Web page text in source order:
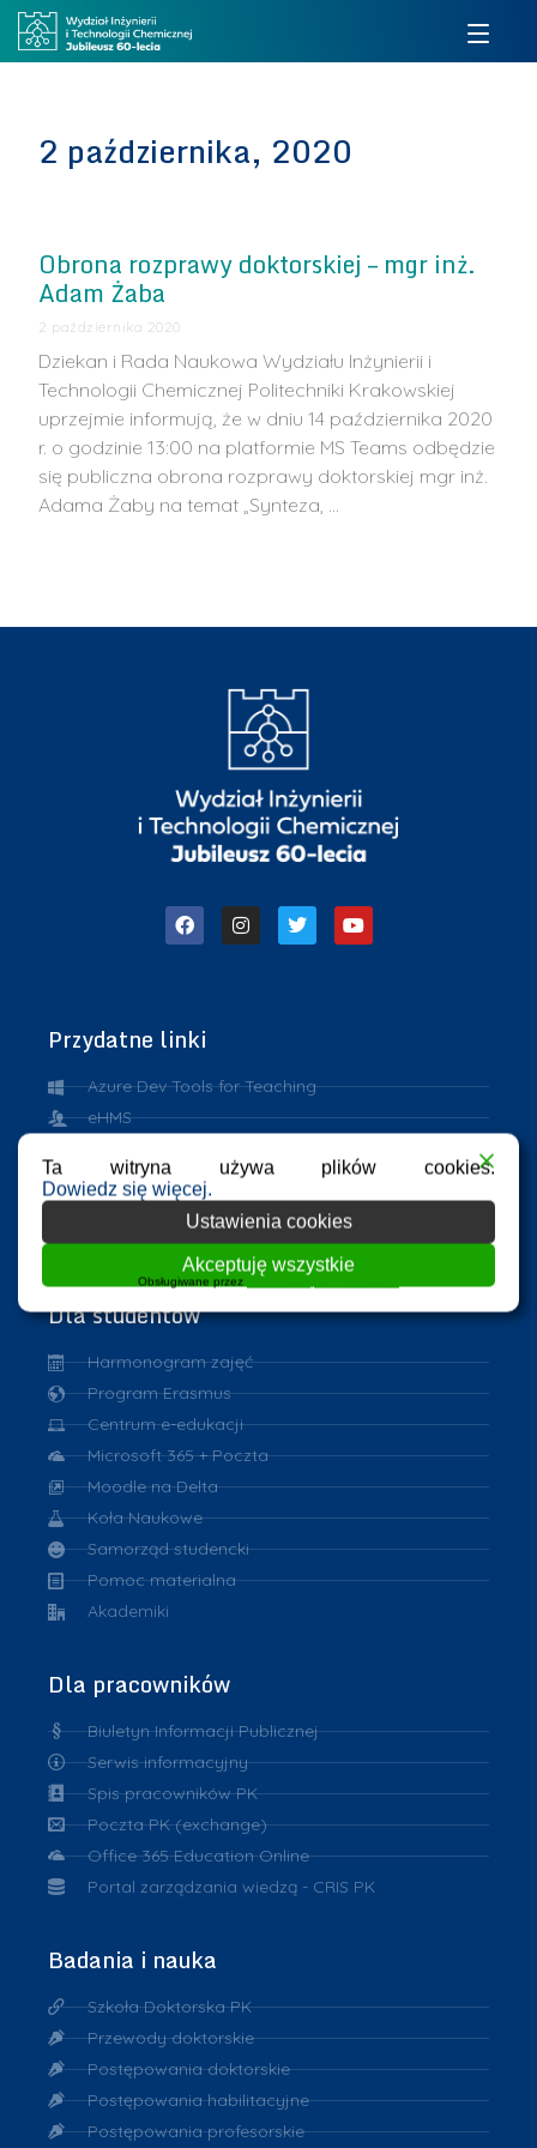
2 października, 2020
Obrona rozprawy doktorskiej – mgr inż.
Adam Żaba
2 października 2020
Dziekan i Rada Naukowa Wydziału Inżynierii i
Technologii Chemicznej Politechniki Krakowskiej
uprzejmie informują, że w dniu 14 października 2020
r. o godzinie 13:00 na platformie MS Teams odbędzie
się publiczna obrona rozprawy doktorskiej mgr inż.
Adama Żaby na temat „Synteza, …
Przydatne linki
Azure Dev Tools for Teaching
eHMS
Repozytorium PK
eduroam
Dla studentów
Harmonogram zajęć
Program Erasmus
Centrum e-edukacji
Microsoft 365 + Poczta
Moodle na Delta
Koła Naukowe
Samorząd studencki
Pomoc materialna
Akademiki
Dla pracowników
Biuletyn Informacji Publicznej
Serwis informacyjny
Spis pracowników PK
Poczta PK (exchange)
Office 365 Education Online
Portal zarządzania wiedzą - CRIS PK
Badania i nauka
Szkoła Doktorska PK
Przewody doktorskie
Postępowania doktorskie
Postępowania habilitacyjne
Postępowania profesorskie
Ta witryna używa plików cookies.
Dowiedz się więcej.
Ustawienia cookies
Akceptuję wszystkie
Obsługiwane przez